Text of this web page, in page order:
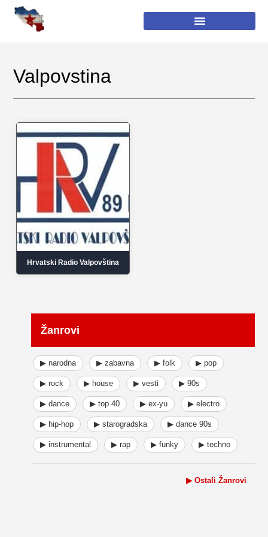
Valpovstina
Hrvatski Radio Valpovština
Žanrovi
▶ narodna ▶ zabavna ▶ folk ▶ pop
▶ rock ▶ house ▶ vesti ▶ 90s
▶ dance ▶ top 40 ▶ ex-yu ▶ electro
▶ hip-hop ▶ starogradska ▶ dance 90s
▶ instrumental ▶ rap ▶ funky ▶ techno
▶ Ostali Žanrovi